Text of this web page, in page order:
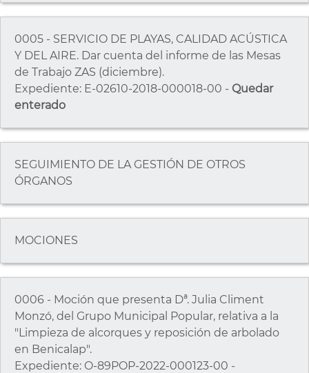
0005 - SERVICIO DE PLAYAS, CALIDAD ACÚSTICA
Y DEL AIRE. Dar cuenta del informe de las Mesas
de Trabajo ZAS (diciembre).
Expediente: E-02610-2018-000018-00 - Quedar
enterado
SEGUIMIENTO DE LA GESTIÓN DE OTROS
ÓRGANOS
MOCIONES
0006 - Moción que presenta Dª. Julia Climent
Monzó, del Grupo Municipal Popular, relativa a la
"Limpieza de alcorques y reposición de arbolado
en Benicalap".
Expediente: O-89POP-2022-000123-00 -